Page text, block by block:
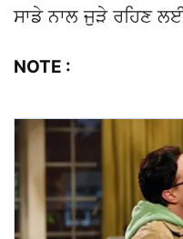
ਸਾਡੇ ਨਾਲ ਜੁੜੇ ਰਹਿਣ
NOTE :